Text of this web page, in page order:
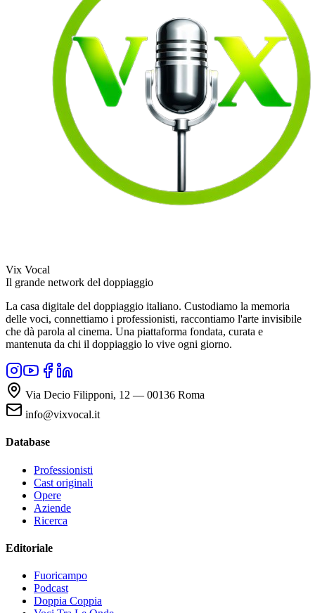
Vix Vocal
Il grande network del doppiaggio
La casa digitale del doppiaggio italiano. Custodiamo la memoria
delle voci, connettiamo i professionisti, raccontiamo l'arte invisibile
che dà parola al cinema. Una piattaforma fondata, curata e
mantenuta da chi il doppiaggio lo vive ogni giorno.
Via Decio Filipponi, 12 — 00136 Roma
info@vixvocal.it
Database
Professionisti
Cast originali
Opere
Aziende
Ricerca
Editoriale
Fuoricampo
Podcast
Doppia Coppia